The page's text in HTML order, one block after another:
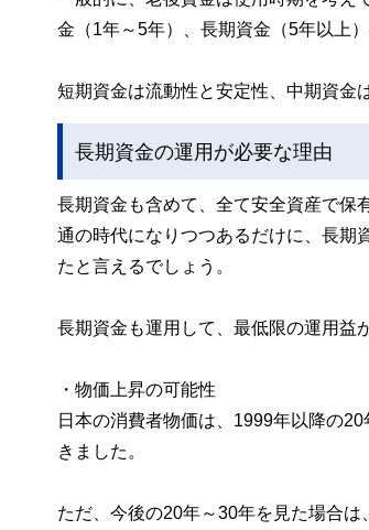
金（1年～5年）、長期資金（5年以上）
短期資金は流動性と安定性、中期資金
長期資金の運用が必要な理由
長期資金も含めて、全て安全資産で保
通の時代になりつつあるだけに、長期
たと言えるでしょう。
長期資金も運用して、最低限の運用益
・物価上昇の可能性
日本の消費者物価は、1999年以降の
きました。
ただ、今後の20年～30年を見た場合